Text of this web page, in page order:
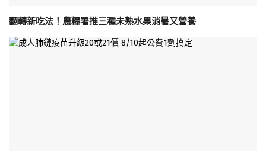
翻轉新吃法！農糧署推三種未熟水果消暑又營養